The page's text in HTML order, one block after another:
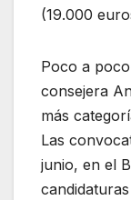
(19.000
Poco a
consejera
más
Las
junio, en el